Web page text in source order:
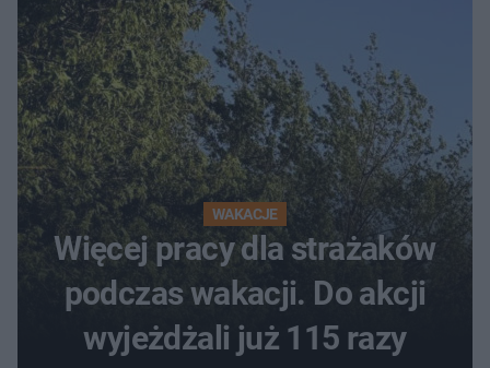
WAKACJE
Więcej pracy dla strażaków
podczas wakacji. Do akcji
wyjeżdżali już 115 razy